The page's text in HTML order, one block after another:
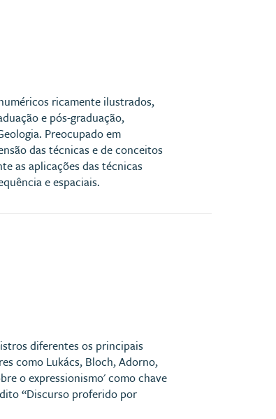
ricamente ilustrados,
e pós-graduação,
Preocupado em
das técnicas e de conceitos
as aplicações das técnicas
e espaciais.
diferentes os principais
como Lukács, Bloch, Adorno,
o expressionismo' como chave
“Discurso proferido por